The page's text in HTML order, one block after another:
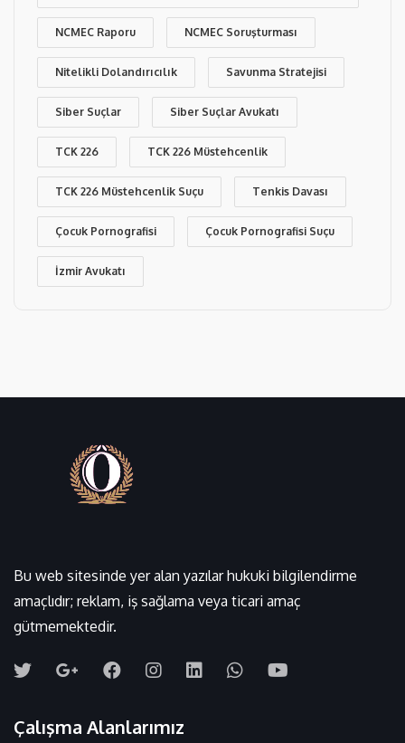
NCMEC Raporu NCMEC Soruşturması
Nitelikli Dolandırıcılık Savunma Stratejisi
Siber Suçlar Siber Suçlar Avukatı
TCK 226 TCK 226 Müstehcenlik
TCK 226 Müstehcenlik Suçu Tenkis Davası
Çocuk Pornografisi Çocuk Pornografisi Suçu
İzmir Avukatı
Bu web sitesinde yer alan yazılar hukuki bilgilendirme
amaçlıdır; reklam, iş sağlama veya ticari amaç
gütmemektedir.
Çalışma Alanlarımız